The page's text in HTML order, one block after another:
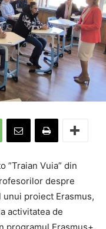
”Traian Vuia” din
despre
proiect Erasmus,
activitatea de